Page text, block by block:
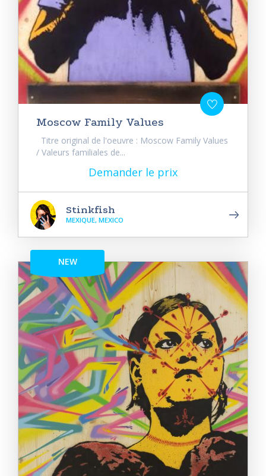
Moscow Family Values
Titre original de l'oeuvre : Moscow Family Values
/ Valeurs familiales de...
Demander le prix
Stinkfish
MEXIQUE, MEXICO
NEW